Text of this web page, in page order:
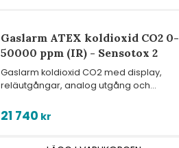
Gaslarm ATEX koldioxid CO2 0-
50000 ppm (IR) - Sensotox 2
Gaslarm koldioxid CO2 med display,
reläutgångar, analog utgång och
utrymmen.
21 740 kr